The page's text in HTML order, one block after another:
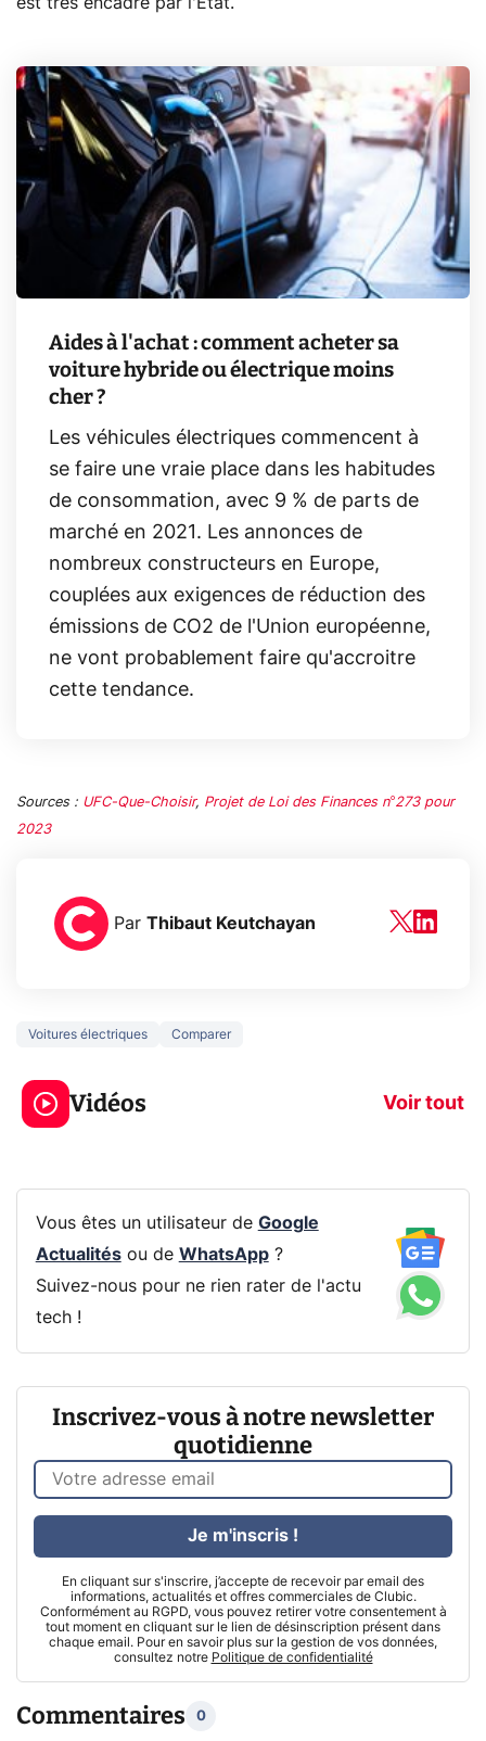
est très encadré par l'État.
Aides à l'achat : comment acheter sa
voiture hybride ou électrique moins
cher ?
Les véhicules électriques commencent à
se faire une vraie place dans les habitudes
de consommation, avec 9 % de parts de
marché en 2021. Les annonces de
nombreux constructeurs en Europe,
couplées aux exigences de réduction des
émissions de CO2 de l'Union européenne,
ne vont probablement faire qu'accroitre
cette tendance.
Sources : UFC-Que-Choisir, Projet de Loi des Finances n°273 pour
2023
Par Thibaut Keutchayan
Voitures électriques Comparer
Vidéos Voir tout
3 écrans en 1 pour
319€ ? Voici L'AOC
CQ32G4ZA !
prochaine
Vous êtes un utilisateur de Google
Actualitésou de WhatsApp?
Suivez-nous pour ne rien rater de l'actu
tech !
Inscrivez-vous à notre newsletter
quotidienne
En cliquant sur s'inscrire, j’accepte de recevoir par email des
informations, actualités et offres commerciales de Clubic.
Conformément au RGPD, vous pouvez retirer votre consentement à
tout moment en cliquant sur le lien de désinscription présent dans
chaque email. Pour en savoir plus sur la gestion de vos données,
consultez notre Politique de confidentialité
Je m'inscris !
Commentaires 0